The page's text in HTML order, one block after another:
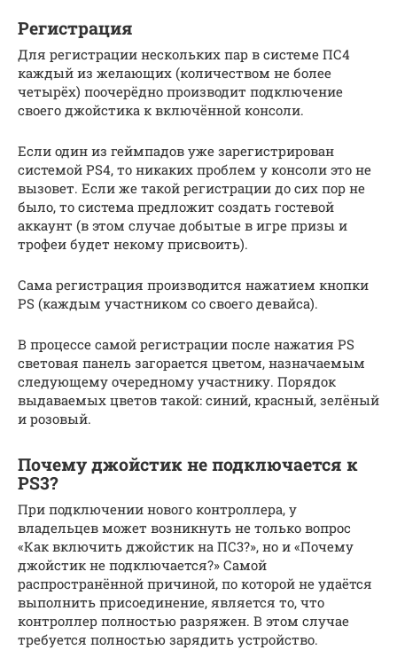
Регистрация
Для регистрации нескольких пар в системе ПС4
каждый из желающих (количеством не более
четырёх) поочерёдно производит подключение
своего джойстика к включённой консоли.
Если один из геймпадов уже зарегистрирован
системой PS4, то никаких проблем у консоли это не
вызовет. Если же такой регистрации до сих пор не
было, то система предложит создать гостевой
аккаунт (в этом случае добытые в игре призы и
трофеи будет некому присвоить).
Сама регистрация производится нажатием кнопки
PS (каждым участником со своего девайса).
В процессе самой регистрации после нажатия PS
световая панель загорается цветом, назначаемым
следующему очередному участнику. Порядок
выдаваемых цветов такой: синий, красный, зелёный
и розовый.
Почему джойстик не подключается к
PS3?
При подключении нового контроллера, у
владельцев может возникнуть не только вопрос
«Как включить джойстик на ПС3?», но и «Почему
джойстик не подключается?» Самой
распространённой причиной, по которой не удаётся
выполнить присоединение, является то, что
контроллер полностью разряжен. В этом случае
требуется полностью зарядить устройство.